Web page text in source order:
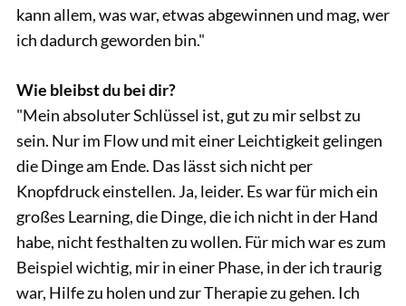
kann allem, was war, etwas abgewinnen und mag, wer
ich dadurch geworden bin."
Wie bleibst du bei dir?
"Mein absoluter Schlüssel ist, gut zu mir selbst zu
sein. Nur im Flow und mit einer Leichtigkeit gelingen
die Dinge am Ende. Das lässt sich nicht per
Knopfdruck einstellen. Ja, leider. Es war für mich ein
großes Learning, die Dinge, die ich nicht in der Hand
habe, nicht festhalten zu wollen. Für mich war es zum
Beispiel wichtig, mir in einer Phase, in der ich traurig
war, Hilfe zu holen und zur Therapie zu gehen. Ich